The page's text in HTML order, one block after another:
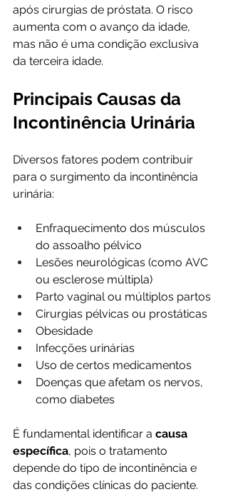
após cirurgias de próstata. O risco
aumenta com o avanço da idade,
mas não é uma condição exclusiva
da terceira idade.
Principais Causas da
Incontinência Urinária
Diversos fatores podem contribuir
para o surgimento da incontinência
urinária:
Enfraquecimento dos músculos
do assoalho pélvico
Lesões neurológicas (como AVC
ou esclerose múltipla)
Parto vaginal ou múltiplos partos
Cirurgias pélvicas ou prostáticas
Obesidade
Infecções urinárias
Uso de certos medicamentos
Doenças que afetam os nervos,
como diabetes
É fundamental identificar a causa
específica, pois o tratamento
depende do tipo de incontinência e
das condições clínicas do paciente.